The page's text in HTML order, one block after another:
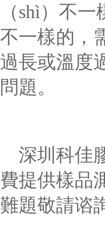
（shì）不
不一樣的，
過長或溫度
問題。
深圳科佳
費提供樣品
難題敬請谘